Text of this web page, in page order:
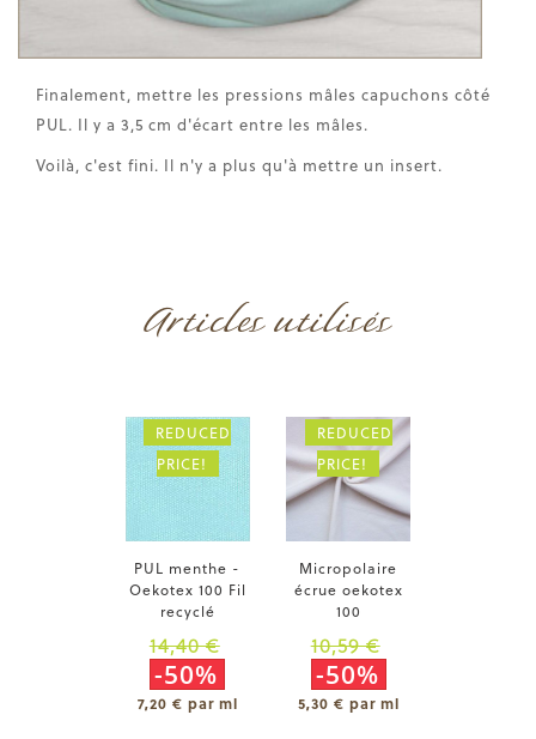
Finalement, mettre les pressions mâles capuchons côté
PUL. Il y a 3,5 cm d'écart entre les mâles.
Voilà, c'est fini. Il n'y a plus qu'à mettre un insert.
Articles utilisés
PUL menthe -
Oekotex 100 Fil
recyclé
14,40 €
-50%
7,20 € par ml
REDUCED
PRICE!
Micropolaire
écrue oekotex
100
10,59 €
-50%
5,30 € par ml
REDUCED
PRICE!